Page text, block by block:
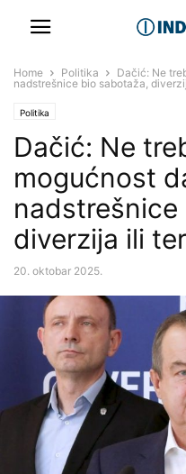
Home Politika
Dačić: Ne
nadstrešnice bio sabotaža,
Politika
Dačić: Ne
mogućnost
diverzija ili
20. oktobar 2025.